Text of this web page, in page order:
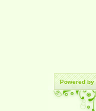
Powered by